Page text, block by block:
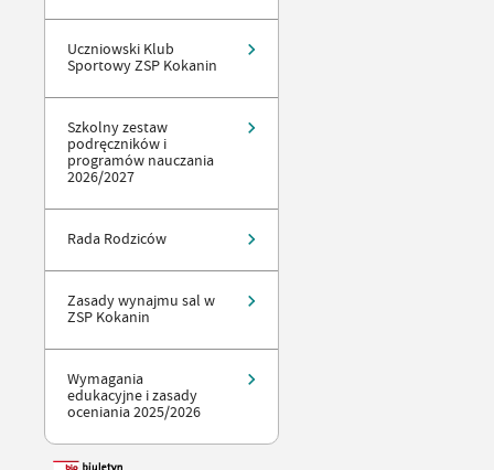
Uczniowski Klub
Sportowy ZSP Kokanin
Szkolny zestaw
podręczników i
programów nauczania
2026/2027
Rada Rodziców
Zasady wynajmu sal w
ZSP Kokanin
Wymagania
edukacyjne i zasady
oceniania 2025/2026